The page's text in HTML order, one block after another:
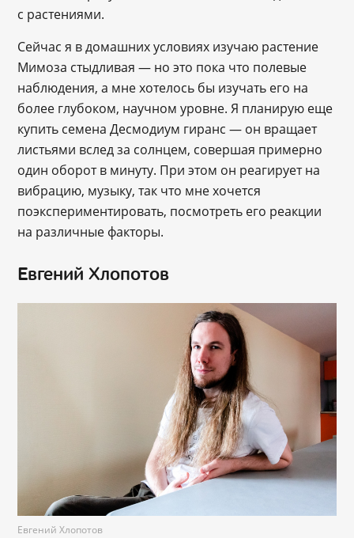
с растениями.
Сейчас я в домашних условиях изучаю растение
Мимоза стыдливая — но это пока что полевые
наблюдения, а мне хотелось бы изучать его на
более глубоком, научном уровне. Я планирую еще
купить семена Десмодиум гиранс — он вращает
листьями вслед за солнцем, совершая примерно
один оборот в минуту. При этом он реагирует на
вибрацию, музыку, так что мне хочется
поэкспериментировать, посмотреть его реакции
на различные факторы.
Евгений Хлопотов
Евгений Хлопотов